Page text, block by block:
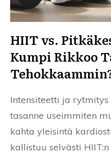
HIIT vs.
Kumpi Rikkoo
Intensiteetti ja
tasanne useimmiten
kahta yleisintä
kallistuu selvästi